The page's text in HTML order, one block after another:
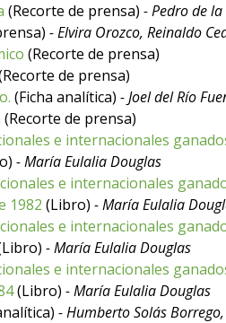
(Recorte de prensa) - Pedro de
- Elvira Orozco, Reinaldo
(Recorte de prensa)
de prensa)
(Ficha analítica) - Joel del Río
(Recorte de prensa)
e internacionales
- María Eulalia Douglas
e internacionales
1982 (Libro) - María Eulalia
e internacionales
- María Eulalia Douglas
e internacionales
(Libro) - María Eulalia Douglas
- Humberto Solás